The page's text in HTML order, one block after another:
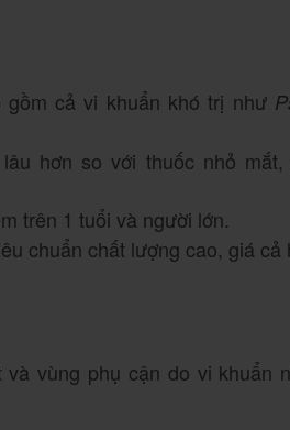
cả vi khuẩn khó trị như
hơn so với thuốc nhỏ
trên 1 tuổi và người lớn.
chuẩn chất lượng cao, giá cả
vùng phụ cận do vi khuẩn